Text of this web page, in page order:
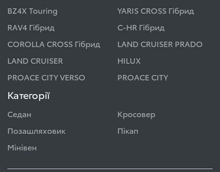
BZ4X Touring
YARIS CROSS Гібрид
RAV4 Гібрид
C-HR Гібрид
COROLLA CROSS Гібрид
LAND CRUISER PRADO
LAND CRUISER
HILUX
PROACE CITY VERSO
PROACE CITY
Категорії
Седан
Кросовер
Позашляховик
Пікап
Мінівен